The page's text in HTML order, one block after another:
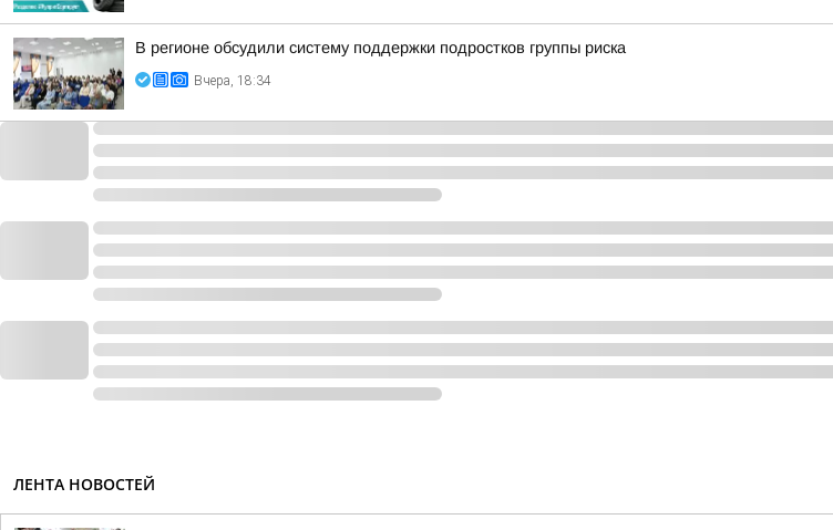
В регионе обсудили систему поддержки подростков группы риска
Вчера, 18:34
ЛЕНТА НОВОСТЕЙ